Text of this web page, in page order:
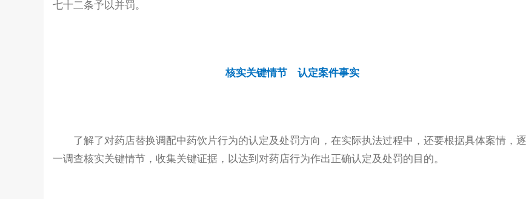
七十二条予以并罚。
核实关键情节 认定案件事实
了解了对药店替换调配中药饮片行为的认定及处罚方向，在实际执法过程中，还要根据具体案情，逐
一调查核实关键情节，收集关键证据，以达到对药店行为作出正确认定及处罚的目的。